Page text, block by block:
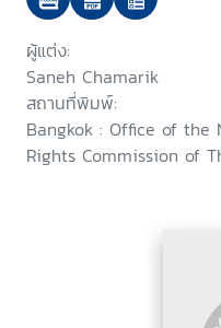
ผู้แต่ง:
Saneh Chamarik
สถานที่พิมพ์:
Bangkok : Office of the
Rights Commission of